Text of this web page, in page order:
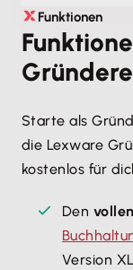
Funktionen
Starte als
die Lexware
kostenlos für
Den
Version XL